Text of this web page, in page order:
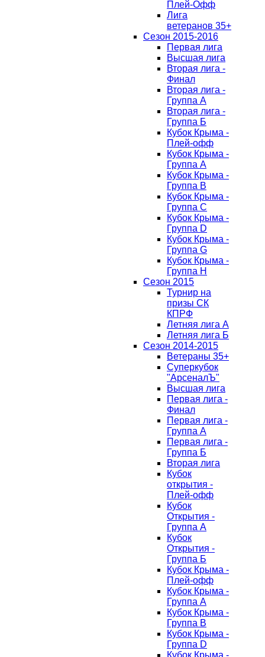
Плей-Офф
Лига
ветеранов 35+
Сезон 2015-2016
Первая лига
Высшая лига
Вторая лига -
Финал
Вторая лига -
Группа А
Вторая лига -
Группа Б
Кубок Крыма -
Плей-офф
Кубок Крыма -
Группа A
Кубок Крыма -
Группа B
Кубок Крыма -
Группа C
Кубок Крыма -
Группа D
Кубок Крыма -
Группа G
Кубок Крыма -
Группа H
Сезон 2015
Турнир на
призы СК
КПРФ
Летняя лига А
Летняя лига Б
Сезон 2014-2015
Ветераны 35+
Суперкубок
"АрсеналЪ"
Высшая лига
Первая лига -
Финал
Первая лига -
Группа А
Первая лига -
Группа Б
Вторая лига
Кубок
открытия -
Плей-офф
Кубок
Открытия -
Группа А
Кубок
Открытия -
Группа Б
Кубок Крыма -
Плей-офф
Кубок Крыма -
Группа A
Кубок Крыма -
Группа B
Кубок Крыма -
Группа D
Кубок Крыма -